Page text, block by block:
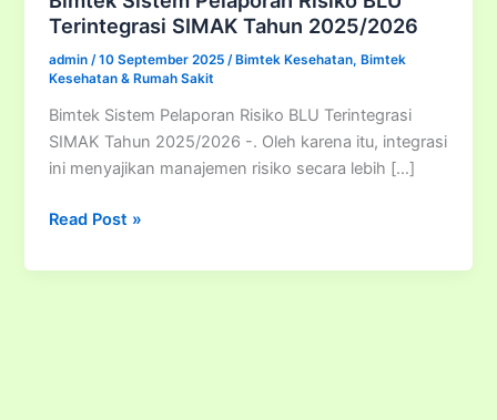
Terintegrasi SIMAK Tahun 2025/2026
admin/10 September 2025/ Bimtek Kesehatan, Bimtek
Kesehatan & Rumah Sakit
Bimtek Sistem Pelaporan Risiko BLU Terintegrasi
SIMAK Tahun 2025/2026 -. Oleh karena itu, integrasi
ini menyajikan manajemen risiko secara lebih […]
Bimtek
Pelaporan
Read Post »